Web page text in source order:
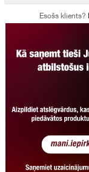
Esošs klients?